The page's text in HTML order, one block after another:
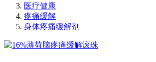
医疗健康
疼痛缓解
身体疼痛缓解剂